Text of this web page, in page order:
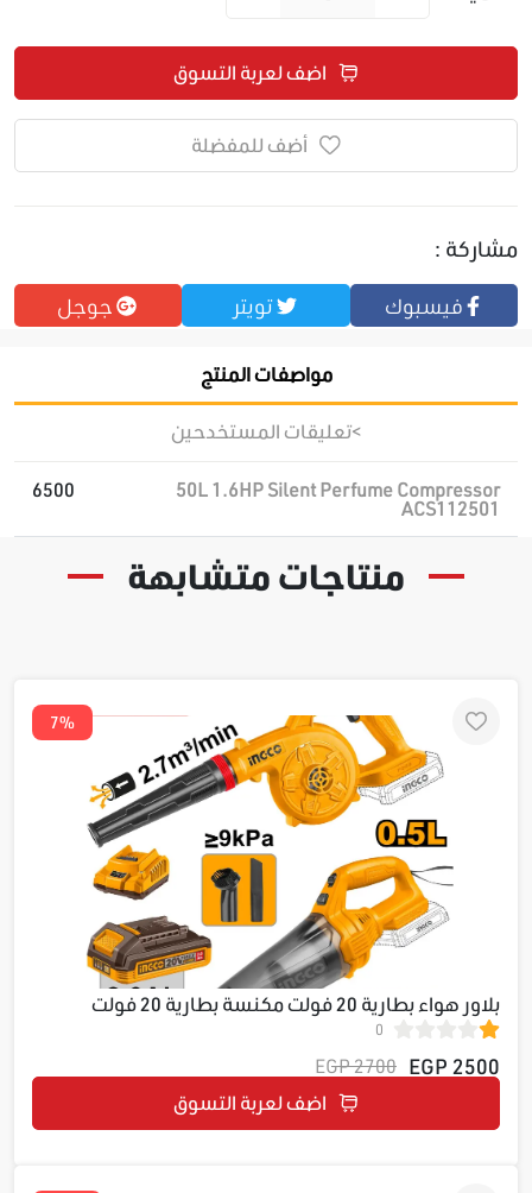
اضف لعربة التسوق
أضف للمفضلة
مشاركة :
فيسبوك تويتر جوجل
مواصفات المنتج
>تعليقات المستخدحين
50L 1.6HP Silent Perfume Compressor
ACS112501
6500
منتاجات متشابهة
7%
بلاور هواء بطارية 20 فولت مكنسة بطارية 20 فولت
1بطارية 1شاحن COSLI240998 فولت 1بطارية 1شاحن
0
2500 EGP
2700 EGP
اضف لعربة التسوق